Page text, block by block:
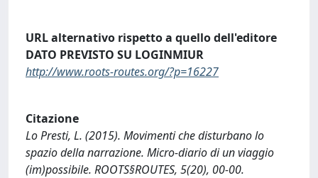
URL alternativo rispetto a quello dell'editore
DATO PREVISTO SU LOGINMIUR
http://www.roots-routes.org/?p=16227
Citazione
Lo Presti, L. (2015). Movimenti che disturbano lo
spazio della narrazione. Micro-diario di un viaggio
(im)possibile. ROOTS§ROUTES, 5(20), 00-00.